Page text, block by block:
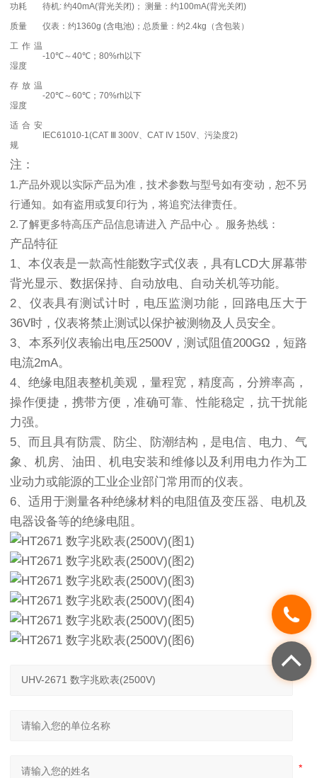
功耗
待机: 约40mA(背光关闭)； 测量：约100mA(背光关闭)
质量
仪表：约1360g (含电池)；总质量：约2.4kg（含包装）
工作温
湿度
-10℃～40℃；80%rh以下
存放温
湿度
-20℃～60℃；70%rh以下
适合安
规
IEC61010-1(CAT Ⅲ 300V、CAT IV 150V、污染度2)
注：
1.产品外观以实际产品为准，技术参数与型号如有变动，恕不另
行通知。如有盗用或复印行为，将追究法律责任。
2.了解更多特高压产品信息请进入 产品中心 。服务热线：
产品特征
1、本仪表是一款高性能数字式仪表，具有LCD大屏幕带
背光显示、数据保持、自动放电、自动关机等功能。
2、仪表具有测试计时，电压监测功能，回路电压大于
36V时，仪表将禁止测试以保护被测物及人员安全。
3、本系列仪表输出电压2500V，测试阻值200GΩ，短路
电流2mA。
4、绝缘电阻表整机美观，量程宽，精度高，分辨率高，
操作便捷，携带方便，准确可靠、性能稳定，抗干扰能
力强。
5、而且具有防震、防尘、防潮结构，是电信、电力、气
象、机房、油田、机电安装和维修以及利用电力作为工
业动力或能源的工业企业部门常用而的仪表。
6、适用于测量各种绝缘材料的电阻值及变压器、电机及
电器设备等的绝缘电阻。